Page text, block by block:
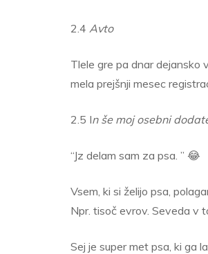
2.4 Avto
Tlele gre pa dnar dejansko
mela prejšnji mesec
2.5 In še moj osebni
“Jz delam sam za psa. ” 😂
Vsem, ki si želijo psa,
Npr. tisoč evrov. Seveda v
Sej je super met psa, ki ga